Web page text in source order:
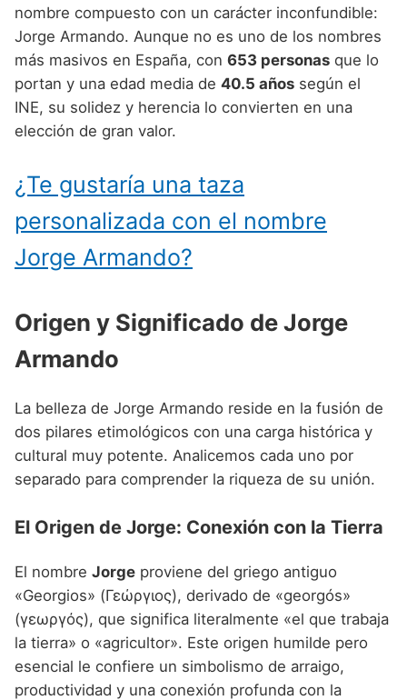
Nombres de niño que empiezan por G
Nombres de niño que empiezan por H
Nombres de niño que empiezan por I
Nombres de niño que empiezan por J
Nombres de niño que empiezan por L
Nombres de niño que empiezan por M
Nombres de niño que empiezan por N
Nombres de niño que empiezan por P
Nombres de niño que empiezan por Q
Nombres de niño que empiezan por R
Nombres de niño que empiezan por S
Nombres de niño que empiezan por T
Nombres de niño que empiezan por V
Nombres de niño que empiezan por W
Nombres de niño que empiezan por X
Nombres de niño que empiezan por Y
Nombres de niño que empiezan por Z
Nombres de Niño Cantabros
Nombres de Niño Castellanos
Nombres de Niño Catalanes
Nombres de Niño Extremeños
Nombres de Niño Madrileños
Nombres de Niño Murcianos
Nombres de Niño Navarros
Nombres de Niño Valencianos
Nombres de Niño Mitologicos
Nombres de Niño Romanos
Nombres de Niño Vikingos
Nombres de Niño Chinos
Nombres de Niño Franceses
Nombres de Niño Hispanoamericanos
Nombres de Niño Ingleses
Nombres de Niño Japoneses
Nombres de Niño Judíos
Nombres de Niño Marroquíes
Nombres de Niño Rumanos
Nombres de Niño Suecos
nombre compuesto con un carácter inconfundible:
Jorge Armando. Aunque no es uno de los nombres
más masivos en España, con 653 personas que lo
portan y una edad media de 40.5 años según el
INE, su solidez y herencia lo convierten en una
elección de gran valor.
¿Te gustaría una taza
personalizada con el nombre
Jorge Armando?
Origen y Significado de Jorge
Armando
La belleza de Jorge Armando reside en la fusión de
dos pilares etimológicos con una carga histórica y
cultural muy potente. Analicemos cada uno por
separado para comprender la riqueza de su unión.
El Origen de Jorge: Conexión con la Tierra
El nombre Jorge proviene del griego antiguo
«Georgios» (Γεώργιος), derivado de «georgós»
(γεωργός), que significa literalmente «el que trabaja
la tierra» o «agricultor». Este origen humilde pero
esencial le confiere un simbolismo de arraigo,
productividad y una conexión profunda con la